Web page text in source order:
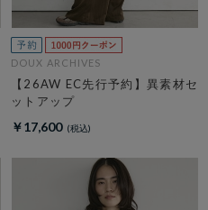
DOUX ARCHIVES
【26AW EC先行予約】異素材セ
ットアップ
￥17,600